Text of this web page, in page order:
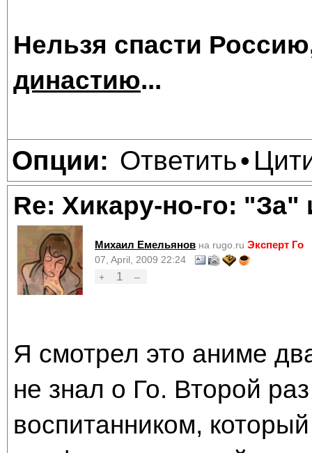
Нельзя спасти
династию...
Опции: Ответить•
Re: Хикару-но-го:
Михаил Емельянов на rugo.ru Эксперт Го
07, April, 2009 22:24
+
1 –
Я смотрел это аниме
не знал о Го. Второй
воспитанником,